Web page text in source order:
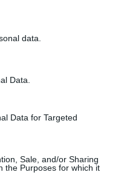
data.
Data.
Data for Targeted
Sale, and/or Sharing
the Purposes for which it
verschenken und das
weiter Auktion innerhalb
in meinen Augen sind
und Aufgaben
Augen sind solche Dinge